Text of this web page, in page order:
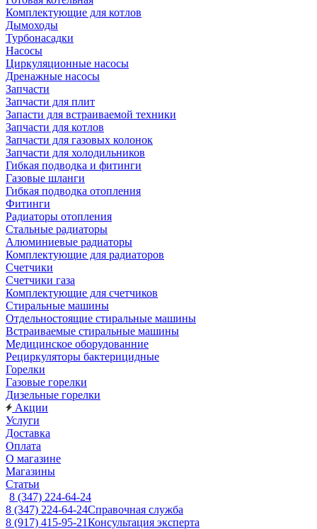
Комплектующие для котлов
Дымоходы
Турбонасадки
Насосы
Циркуляционные насосы
Дренажные насосы
Запчасти
Запчасти для плит
Запасти для встраиваемой техники
Запчасти для котлов
Запчасти для газовых колонок
Запчасти для холодильников
Гибкая подводка и фитинги
Газовые шланги
Гибкая подводка отопления
Фитинги
Радиаторы отопления
Стальные радиаторы
Алюминиевые радиаторы
Комплектующие для радиаторов
Счетчики
Счетчики газа
Комплектующие для счетчиков
Стиральные машины
Отдельностоящие стиральные машины
Встраиваемые стиральные машины
Медицинское оборудованние
Рециркуляторы бактерицидные
Горелки
Газовые горелки
Дизельные горелки
Акции
Услуги
Доставка
Оплата
О магазине
Магазины
Статьи
8 (347) 224-64-24
8 (347) 224-64-24Справочная служба
8 (917) 415-95-21Консультация эксперта